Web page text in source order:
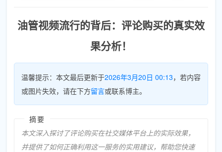
油管视频流行的背后：评论购买的真实效
果分析！
温馨提示：本文最后更新于2026年3月20日 00:13，若内容
或图片失效，请在下方留言或联系博主。
摘要
本文深入探讨了评论购买在社交媒体平台上的实际效果，
并提供了如何正确利用这一服务的实用建议，帮助您快速